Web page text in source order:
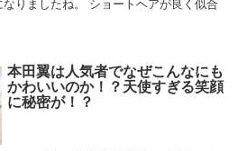
りましたね。 ショートヘアが良く似合
本田翼は人気者でなぜこんなにも
かわいいのか！？天使すぎる笑顔
に秘密が！？